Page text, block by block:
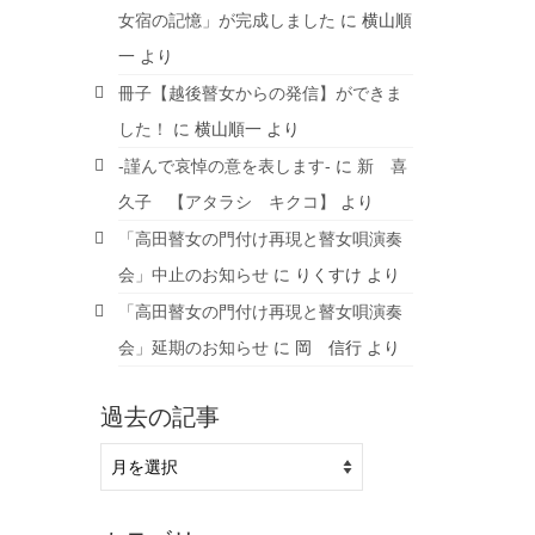
女宿の記憶」が完成しました に 横山順
一より
冊子【越後瞽女からの発信】ができま
した！
に 横山順一より
-謹んで哀悼の意を表します- に 新 喜
久子 【アタラシ キクコ】
より
「高田瞽女の門付け再現と瞽女唄演奏
会」中止のお知らせに りくすけ より
「高田瞽女の門付け再現と瞽女唄演奏
会」延期のお知らせに 岡 信行より
過去の記事
去